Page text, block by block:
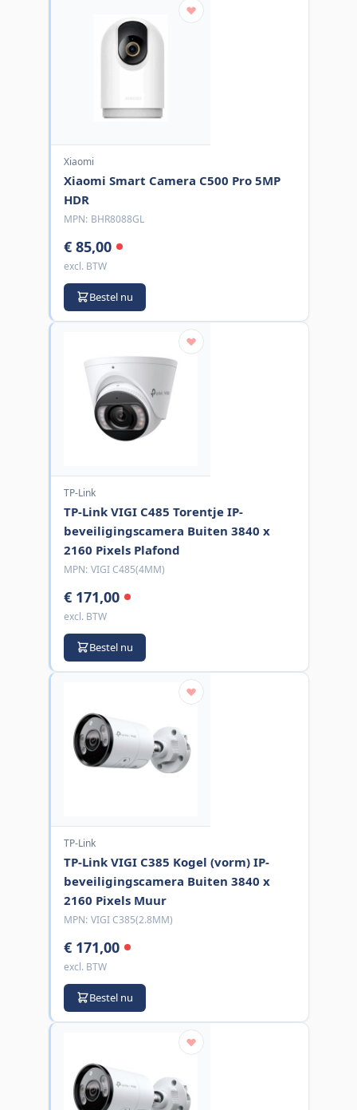
Xiaomi
Xiaomi Smart Camera C500 Pro 5MP
HDR
MPN: BHR8088GL
€ 85,00
excl. BTW
Bestel nu
TP-Link
TP-Link VIGI C485 Torentje IP-
beveiligingscamera Buiten 3840 x
2160 Pixels Plafond
MPN: VIGI C485(4MM)
€ 171,00
excl. BTW
Bestel nu
TP-Link
TP-Link VIGI C385 Kogel (vorm) IP-
beveiligingscamera Buiten 3840 x
2160 Pixels Muur
MPN: VIGI C385(2.8MM)
€ 171,00
excl. BTW
Bestel nu